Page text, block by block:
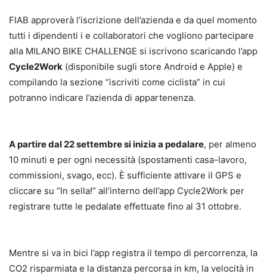
FIAB approverà l’iscrizione dell’azienda e da quel momento
tutti i dipendenti i e collaboratori che vogliono partecipare
alla MILANO BIKE CHALLENGE si iscrivono scaricando l’app
Cycle2Work (disponibile sugli store Android e Apple) e
compilando la sezione “iscriviti come ciclista” in cui
potranno indicare l’azienda di appartenenza.
A partire dal 22 settembre si inizia a pedalare, per almeno
10 minuti e per ogni necessità (spostamenti casa-lavoro,
commissioni, svago, ecc). È sufficiente attivare il GPS e
cliccare su “In sella!” all’interno dell’app Cycle2Work per
registrare tutte le pedalate effettuate fino al 31 ottobre.
Mentre si va in bici l’app registra il tempo di percorrenza, la
CO2 risparmiata e la distanza percorsa in km, la velocità in